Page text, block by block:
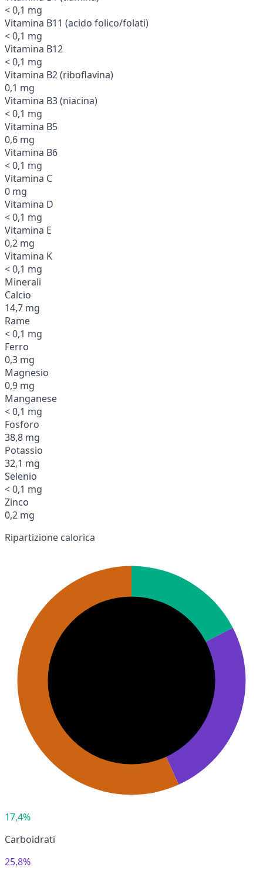
< 0,1 mg
Vitamina B11 (acido folico/folati)
< 0,1 mg
Vitamina B12
< 0,1 mg
Vitamina B2 (riboflavina)
0,1 mg
Vitamina B3 (niacina)
< 0,1 mg
Vitamina B5
0,6 mg
Vitamina B6
< 0,1 mg
Vitamina C
0 mg
Vitamina D
< 0,1 mg
Vitamina E
0,2 mg
Vitamina K
< 0,1 mg
Minerali
Calcio
14,7 mg
Rame
< 0,1 mg
Ferro
0,3 mg
Magnesio
0,9 mg
Manganese
< 0,1 mg
Fosforo
38,8 mg
Potassio
32,1 mg
Selenio
< 0,1 mg
Zinco
0,2 mg
Ripartizione calorica
17,4%
Carboidrati
25,8%